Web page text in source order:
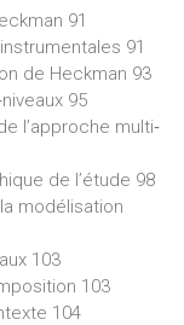
91
91
de Heckman 93
95
l’approche multi‐
de l’étude 98
modélisation
103
103
104